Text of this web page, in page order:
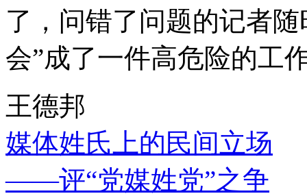
了，问错了问题的记者
会”成了一件高危险的工
王德邦
媒体姓氏上的民间立场
——评“党媒姓党”之争